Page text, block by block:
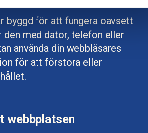
byggd för att fungera oavsett
den med dator, telefon eller
använda din webbläsares
för att förstora eller
webbplatsen